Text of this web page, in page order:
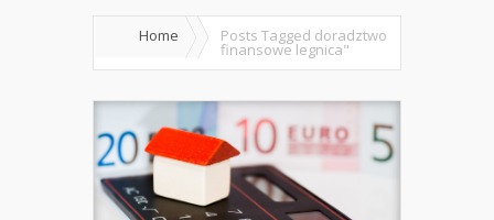
Home Posts Tagged doradztwo
finansowe legnica"